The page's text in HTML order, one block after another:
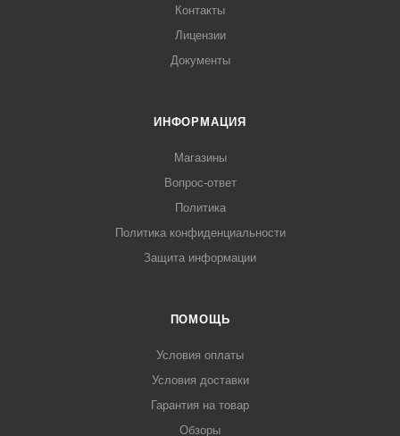
Контакты
Лицензии
Документы
ИНФОРМАЦИЯ
Магазины
Вопрос-ответ
Политика
Политика конфиденциальности
Защита информации
ПОМОЩЬ
Условия оплаты
Условия доставки
Гарантия на товар
Обзоры